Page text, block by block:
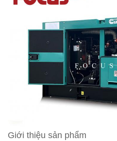
Giới thiệu sản phẩm